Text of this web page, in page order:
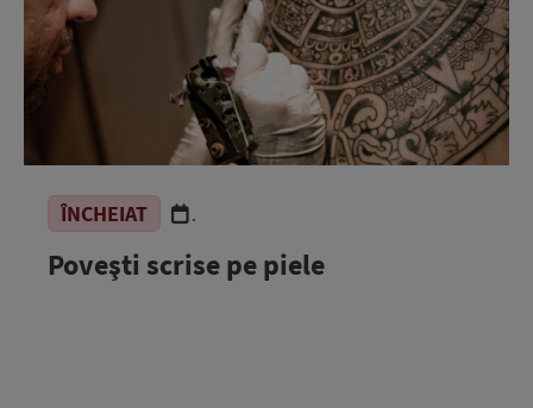
ÎNCHEIAT .
Poveşti scrise pe piele